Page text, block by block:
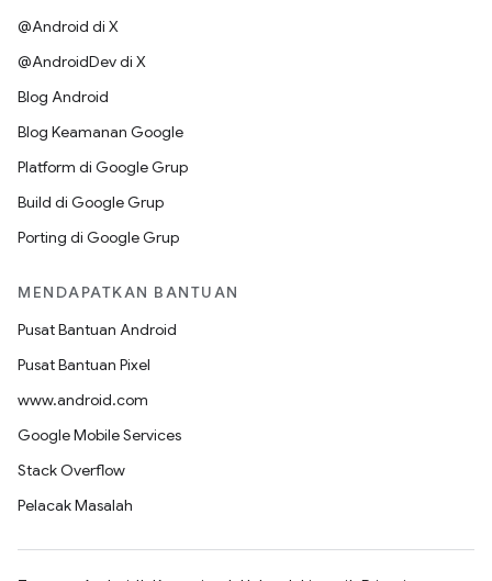
@Android di X
@AndroidDev di X
Blog Android
Blog Keamanan Google
Platform di Google Grup
Build di Google Grup
Porting di Google Grup
MENDAPATKAN BANTUAN
Pusat Bantuan Android
Pusat Bantuan Pixel
www.android.com
Google Mobile Services
Stack Overflow
Pelacak Masalah